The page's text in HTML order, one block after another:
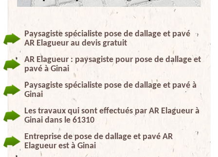
Paysagiste spécialiste pose de dallage et pavé
AR Elagueur au devis gratuit
AR Elagueur : paysagiste pour pose de dallage et
pavé à Ginai
Paysagiste spécialiste pose de dallage et pavé à
Ginai
Les travaux qui sont effectués par AR Elagueur à
Ginai dans le 61310
Entreprise de pose de dallage et pavé AR
Elagueur est à Ginai